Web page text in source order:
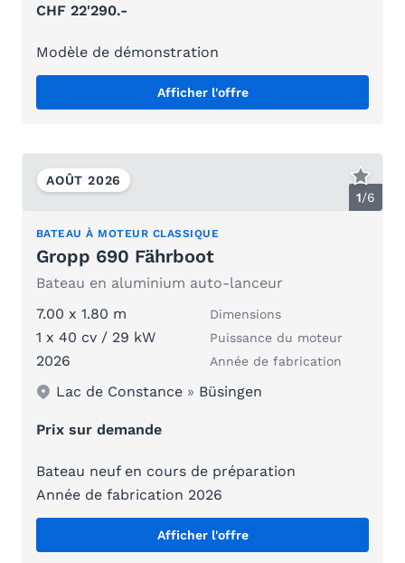
CHF 22'290.-
Modèle de démonstration
Afficher l'offre
1/6
AOÛT 2026
BATEAU À MOTEUR CLASSIQUE
Gropp 690 Fährboot
Bateau en aluminium auto-lanceur
7.00 x 1.80 m
Dimensions
1 x 40 cv / 29 kW Puissance du moteur
2026 Année de fabrication
Lac de Constance » Büsingen
Prix sur demande
Bateau neuf en cours de préparation
Année de fabrication 2026
Afficher l'offre